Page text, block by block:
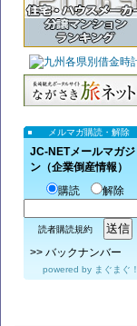
メルマガ購読・解除
JC-NETメールマガジ
ン（企業倒産情報）
購読
解除
読者購読規約
>> バックナンバー
powered by まぐまぐ！